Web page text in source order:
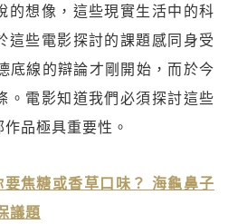
的想像，這些現實生活中的科
這些電影探討的課題感同身受
線的辯論才剛開始，而於今
。電影知道我們必須探討這些
品極具重要性。
焦糖或香草口味？ 海龜鼻子
議題